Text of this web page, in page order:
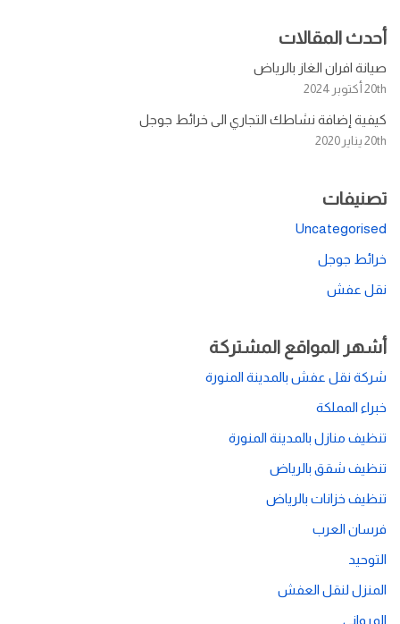
أحدث المقالات
صيانة افران الغاز بالرياض
20th أكتوبر 2024
كيفية إضافة نشاطك التجاري الى خرائط جوجل
20th يناير 2020
تصنيفات
Uncategorised
خرائط جوجل
نقل عفش
أشهر المواقع المشتركة
شركة نقل عفش بالمدينة المنورة
خبراء المملكة
تنظيف منازل بالمدينة المنورة
تنظيف شقق بالرياض
تنظيف خزانات بالرياض
فرسان العرب
التوحيد
المنزل لنقل العفش
المرواني